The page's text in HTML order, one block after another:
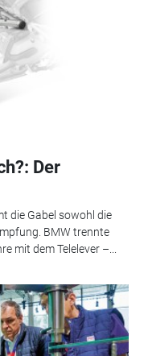
Der
die Gabel sowohl die
BMW trennte
mit dem Telelever –...